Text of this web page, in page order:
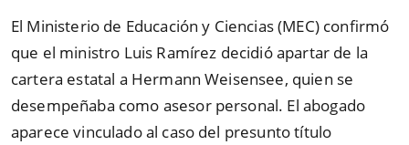
El Ministerio de Educación y Ciencias (MEC) confirmó
que el ministro Luis Ramírez decidió apartar de la
cartera estatal a Hermann Weisensee, quien se
desempeñaba como asesor personal. El abogado
aparece vinculado al caso del presunto título